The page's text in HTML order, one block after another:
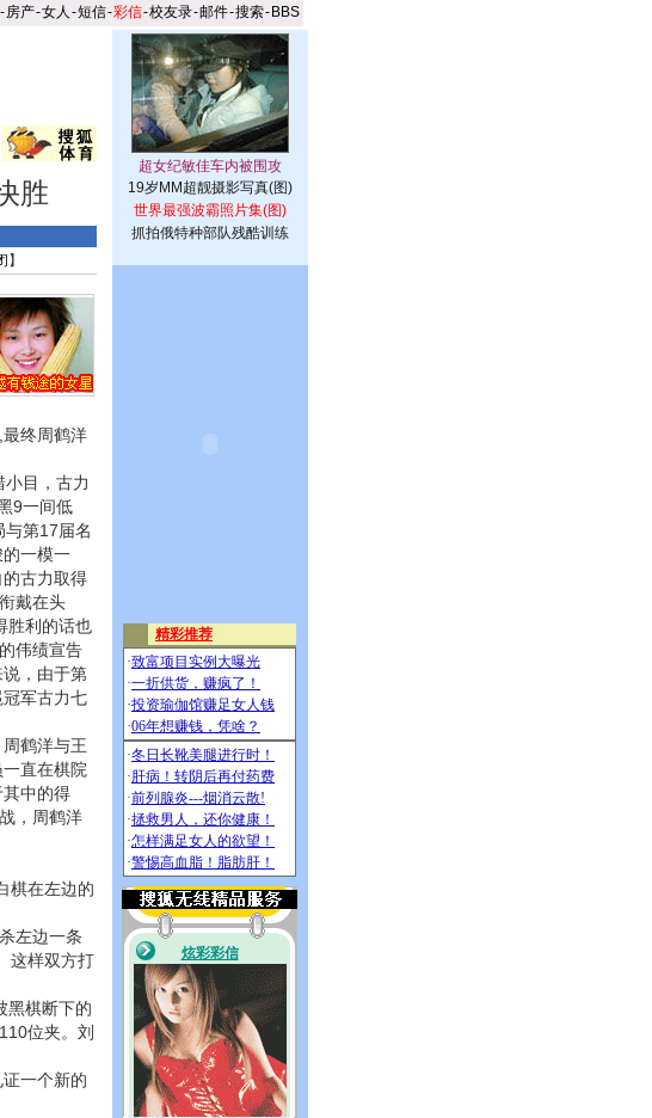
-房产-女人 -短信-彩信-校友录-邮件-搜索- BBS
胜
】
终周鹤洋
目，古力
9一间低
第17届名
一模一
古力取得
戴在头
胜利的话也
伟绩宣告
，由于第
军古力七
鹤洋与王
直在棋院
中的得
，周鹤洋
棋在左边的
左边一条
这样双方打
黑棋断下的
位夹。刘
一个新的
19岁MM超靓摄影写真(图)
世界最强波霸照片集(图)
抓拍俄特种部队残酷训练